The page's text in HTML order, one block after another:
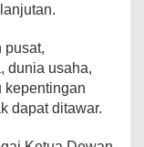
pusat,
dunia usaha,
kepentingan
dapat ditawar.